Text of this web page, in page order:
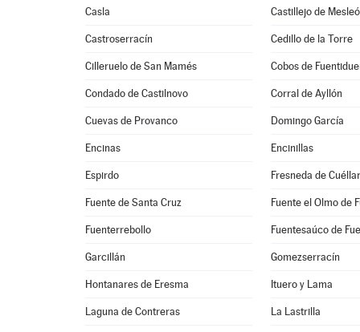
Casla Castillejo de
Castroserracín Cedillo de la Torre
Cilleruelo de San Mamés Cobos de
Condado de Castilnovo Corral de Ayllón
Cuevas de Provanco Domingo García
Encinas Encinillas
Espirdo Fresneda de Cuéllar
Fuente de Santa Cruz Fuente el Olmo de
Fuenterrebollo Fuentesaúco de
Garcillán Gomezserracín
Hontanares de Eresma Ituero y Lama
Laguna de Contreras La Lastrilla